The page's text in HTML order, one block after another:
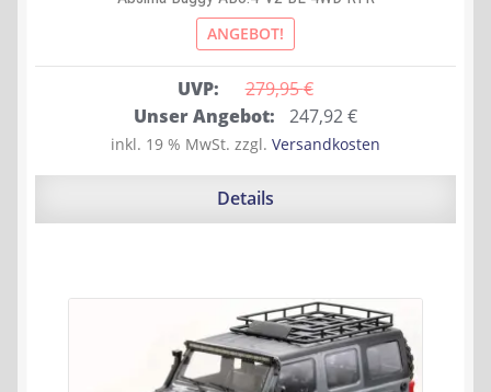
ANGEBOT!
UVP: 279,95 €
Ursprünglicher
Preis
war:
Unser Angebot: 247,92€Aktueller
Preis
ist:
inkl. 19 % MwSt. zzgl. Versandkosten
Details